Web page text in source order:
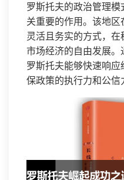
罗斯托夫的政治管理
关重要的作用。该地
灵活且务实的方式，
市场经济的自由发展。
罗斯托夫能够快速响
保政策的执行力和公信